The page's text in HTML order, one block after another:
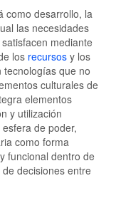
como desarrollo, la
las necesidades
mediante
los recursos y los
que no
culturales de
elementos
y utilización
de poder,
como forma
funcional dentro de
decisiones entre